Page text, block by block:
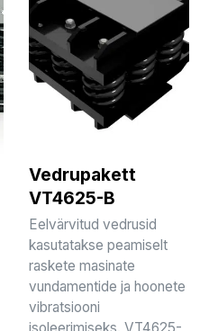
Vedrupakett
VT4625-B
Eelvärvitud vedrusid
kasutatakse peamiselt
raskete masinate
vundamentide ja hoonete
vibratsiooni